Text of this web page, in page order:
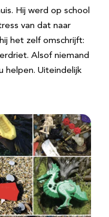
Hij werd op school
van dat naar
het zelf omschrijft:
Alsof niemand
helpen. Uiteindelijk